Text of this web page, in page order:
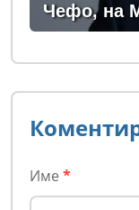
Чефо, на
Христо
Име *